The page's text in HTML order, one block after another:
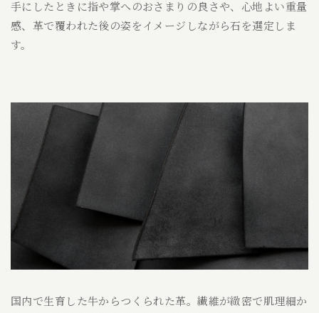
手にしたときに指や掌へのおさまりの良さや、心地よい重量
感、革で覆われた後の姿をイメージしながら石を選定しま
す。
国内で生育した牛からつくられた革。繊維が緻密で肌理細か